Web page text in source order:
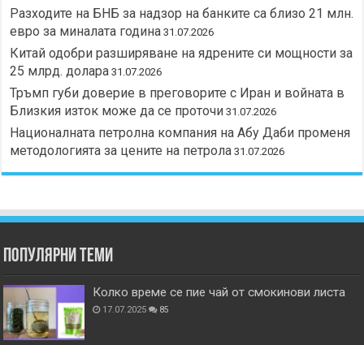
Разходите на БНБ за надзор на банките са близо 21 млн.
евро за миналата година 31.07.2026
Китай одобри разширяване на ядрените си мощности за
25 млрд. долара 31.07.2026
Тръмп губи доверие в преговорите с Иран и войната в
Близкия изток може да се проточи 31.07.2026
Националната петролна компания на Абу Даби променя
методологията за цените на петрола 31.07.2026
Популярни теми
Колко време се пие чай от смокинови листа
17.07.2025 85